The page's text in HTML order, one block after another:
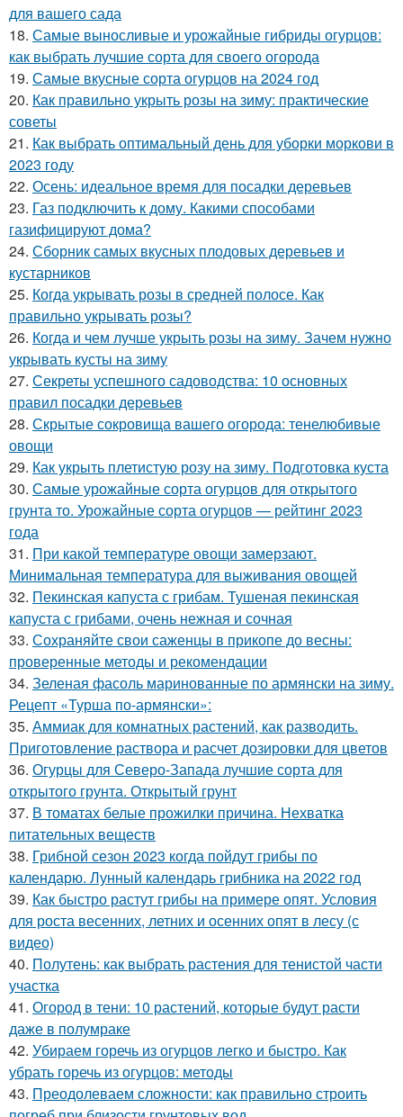
для вашего сада
18. Самые выносливые и урожайные гибриды огурцов:
как выбрать лучшие сорта для своего огорода
19. Самые вкусные сорта огурцов на 2024 год
20. Как правильно укрыть розы на зиму: практические
советы
21. Как выбрать оптимальный день для уборки моркови в
2023 году
22. Осень: идеальное время для посадки деревьев
23. Газ подключить к дому. Какими способами
газифицируют дома?
24. Сборник самых вкусных плодовых деревьев и
кустарников
25. Когда укрывать розы в средней полосе. Как
правильно укрывать розы?
26. Когда и чем лучше укрыть розы на зиму. Зачем нужно
укрывать кусты на зиму
27. Секреты успешного садоводства: 10 основных
правил посадки деревьев
28. Скрытые сокровища вашего огорода: тенелюбивые
овощи
29. Как укрыть плетистую розу на зиму. Подготовка куста
30. Самые урожайные сорта огурцов для открытого
грунта то. Урожайные сорта огурцов — рейтинг 2023
года
31. При какой температуре овощи замерзают.
Минимальная температура для выживания овощей
32. Пекинская капуста с грибам. Тушеная пекинская
капуста с грибами, очень нежная и сочная
33. Сохраняйте свои саженцы в прикопе до весны:
проверенные методы и рекомендации
34. Зеленая фасоль маринованные по армянски на зиму.
Рецепт «Турша по-армянски»:
35. Аммиак для комнатных растений, как разводить.
Приготовление раствора и расчет дозировки для цветов
36. Огурцы для Северо-Запада лучшие сорта для
открытого грунта. Открытый грунт
37. В томатах белые прожилки причина. Нехватка
питательных веществ
38. Грибной сезон 2023 когда пойдут грибы по
календарю. Лунный календарь грибника на 2022 год
39. Как быстро растут грибы на примере опят. Условия
для роста весенних, летних и осенних опят в лесу (с
видео)
40. Полутень: как выбрать растения для тенистой части
участка
41. Огород в тени: 10 растений, которые будут расти
даже в полумраке
42. Убираем горечь из огурцов легко и быстро. Как
убрать горечь из огурцов: методы
43. Преодолеваем сложности: как правильно строить